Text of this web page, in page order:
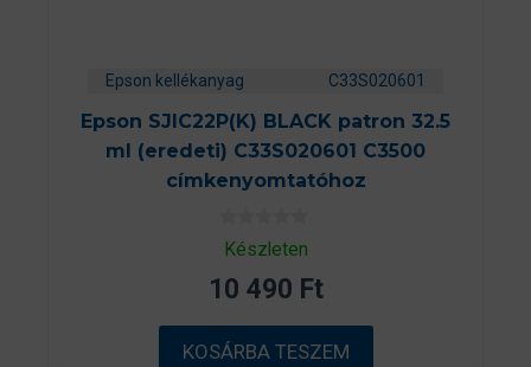
Epson kellékanyag C33S020601
Epson SJIC22P(K) BLACK patron 32.5
ml (eredeti) C33S020601 C3500
címkenyomtatóhoz
0
a
5
b
ő
l
Készleten
10 490 Ft
KOSÁRBA TESZEM